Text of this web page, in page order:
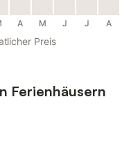
A M J J A
Preis
Ferienhäusern